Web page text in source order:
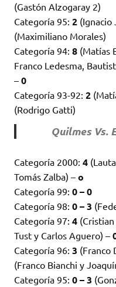
(Gastón Alzogaray 2)
Categoría 95: 2 (Ignacio
(Maximiliano Morales)
Categoría 94: 8 (Matías
Franco Ledesma,
– 0
Categoría 93-92: 2
(Rodrigo Gatti)
Quilmes Vs.
Categoría 2000: 4
Tomás Zalba) – o
Categoría 99: 0 – 0
Categoría 98: 0 – 3
Categoría 97: 4
Tust y Carlos Aguero) –
Categoría 96: 3 (Franco
(Franco Bianchi y
Categoría 95: 0 – 3